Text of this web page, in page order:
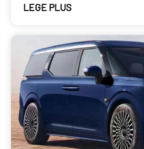
LEGE PLUS